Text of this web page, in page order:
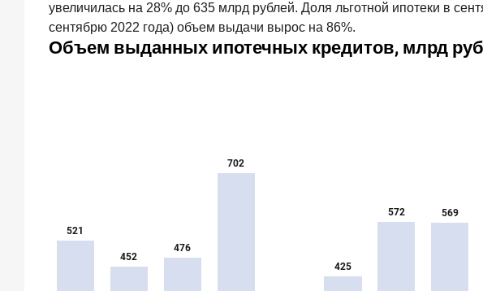
2026
года
Клиенты
увеличилась на 28% до 635 млрд рублей. Доля льготной ипотеки в
сентябрю 2022 года) объем выдачи вырос на 86%.